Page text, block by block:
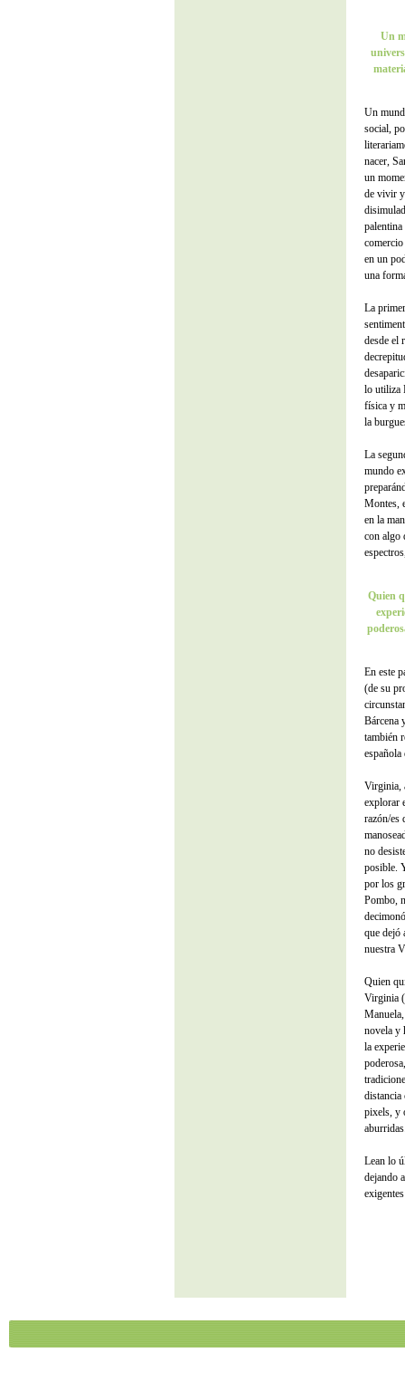
Un
Un
social,
nacer,
un
de vivir y
palentina
en un
una
La
desde el
lo utiliza
física y
la
La
mundo
Montes,
en la
con algo
Quien
En este
(de su
Bárcena
también
española
Virginia,
explorar
razón/es
no
posible.
por los
Pombo,
que dejó
nuestra
Quien
Virginia
novela y
la
distancia
pixels, y
Lean lo
dejando